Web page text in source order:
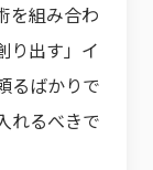
を組み合わ
り出す」イ
るばかりで
れるべきで